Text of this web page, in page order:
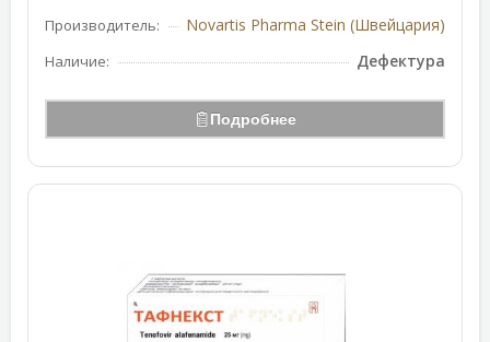
Производитель: Novartis Pharma Stein (Швейцария)
Наличие: Дефектура
Подробнее